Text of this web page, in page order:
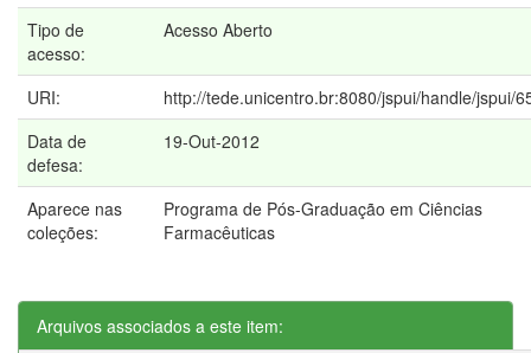
Tipo de
acesso:
Acesso Aberto
URI:
http://tede.unicentro.br:8080/jspui/handle/jspui/
Data de
defesa:
19-Out-2012
Aparece nas
coleções:
Programa de Pós-Graduação em Ciências
Farmacêuticas
Arquivos associados a este item: